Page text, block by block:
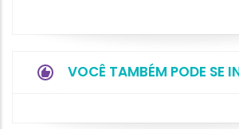
VOCÊ TAMBÉM PODE SE